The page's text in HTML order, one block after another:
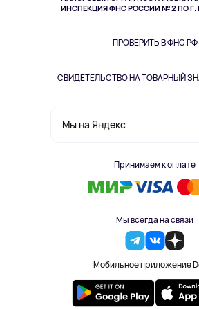
ИНСПЕКЦИЯ ФНС РОССИИ № 2 ПО Г.
ПРОВЕРИТЬ В ФНС РФ
СВИДЕТЕЛЬСТВО НА ТОВАРНЫЙ
Мы на Яндекс
Принимаем к оплате
Мы всегда на связи
Мобильное приложение
Здоровье питомцев
Одежда и аксессуары